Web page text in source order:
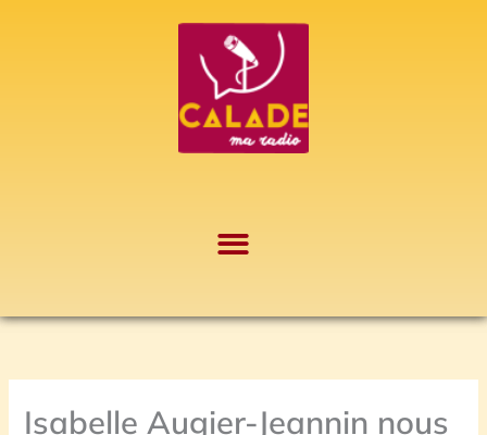
Isabelle Augier-Jeannin nous